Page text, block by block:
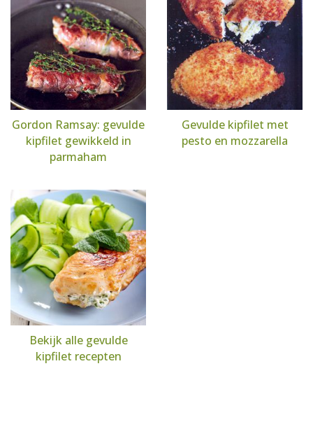
Gordon Ramsay: gevulde
kipfilet gewikkeld in
parmaham
Gevulde kipfilet met
pesto en mozzarella
Bekijk alle gevulde
kipfilet recepten